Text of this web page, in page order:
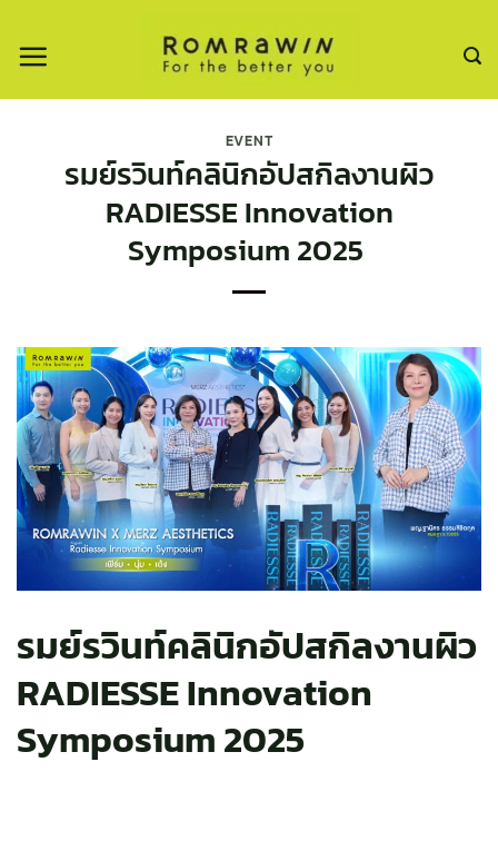
EVENT
รมย์รวินท์คลินิกอัปสกิลงานผิว
RADIESSE Innovation
Symposium 2025
รมย์รวินท์คลินิกอัปสกิลงานผิว
RADIESSE Innovation
Symposium 2025